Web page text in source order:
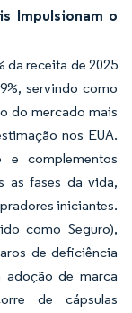
Impulsionam o
da receita de 2025
servindo como
do mercado mais
nos EUA.
e complementos
as fases da vida,
iniciantes.
como Seguro),
de deficiência
de marca
de cápsulas